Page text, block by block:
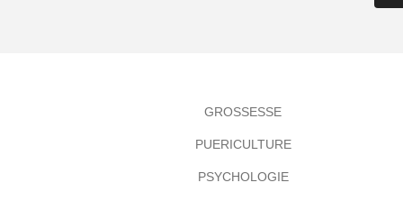
GROSSESSE
PUERICULTURE
PSYCHOLOGIE